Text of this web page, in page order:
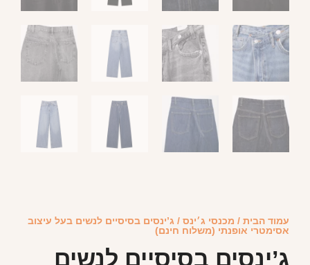
עמוד הבית / מכנסי ג׳ינס / ג’ינסים בסיסיים לנשים בעל עיצוב
אסימטרי אופנתי (משלוח חינם)
ג’ינסים בסיסיים לנשים